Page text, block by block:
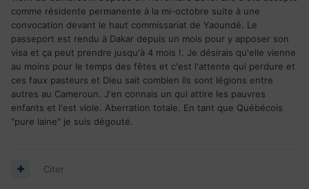
comme résidente permanente à la mi-octobre suite à une
convocation devant le haut commissariat de Yaoundé. Le
passeport est rendu à Dakar depuis un mois pour y apposer son
visa et ça peut prendre jusqu'à 4 mois !. Je désirais qu'elle vienne
au moins pour le temps des fêtes et c'est l'attente qui perdure et
ces faux pasteurs et Dieu sait combien ils sont légions entre
autres au Cameroun. J'en connais un qui attire les pauvres
enfants et l'est viole. Aberration totale. En tant que Québécois
"pure laine" je suis dégouté.
Citer